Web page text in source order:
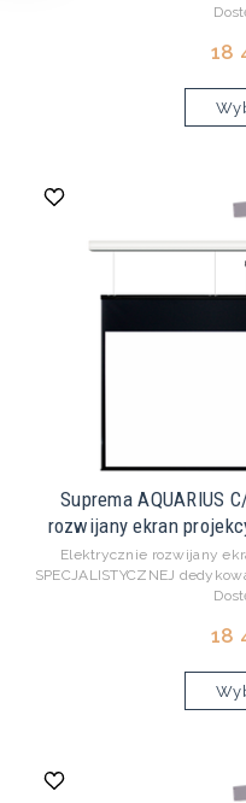
18
Suprema AQUARIUS
rozwijany ekran
Elektrycznie rozwijany
SPECJALISTYCZNEJ
18